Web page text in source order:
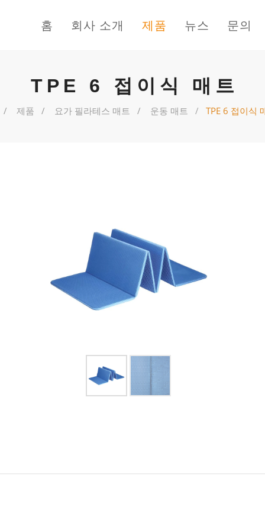
홈 회사 소개 제품 뉴스 문의
TPE 6 접이식 매트
제품 요가 필라테스 매트 운동 매트 TPE 6 접이식